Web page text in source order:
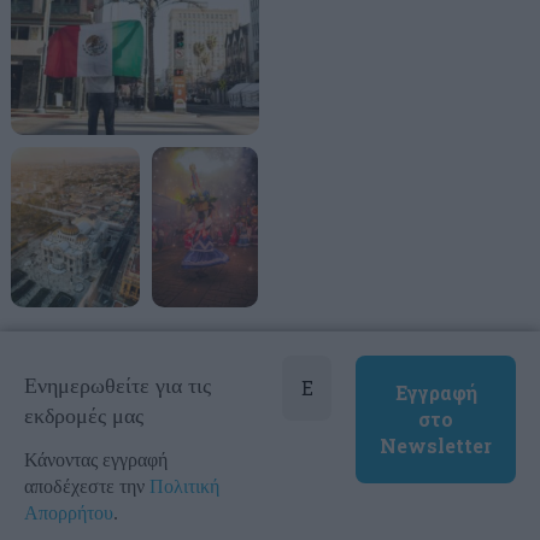
Ενημερωθείτε για τις
εκδρομές μας
Κάνοντας εγγραφή
αποδέχεστε την Πολιτική
Απορρήτου.